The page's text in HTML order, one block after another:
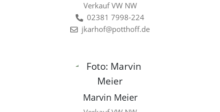
Verkauf VW NW
02381 7998-224
jkarhof@potthoff.de
Marvin Meier